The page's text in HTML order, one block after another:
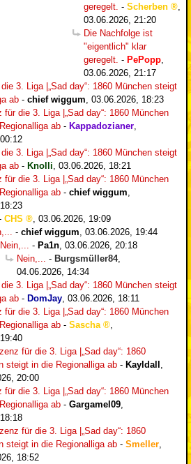
geregelt. - Scherben
03.06.2026, 21:20
Die Nachfolge ist
"eigentlich" klar
geregelt. - PePopp
03.06.2026, 21:17
3. Liga |„Sad day“: 1860 München steigt
ab - chief wiggum 03.06.2026, 18:23
für die 3. Liga |„Sad day“: 1860 München
ab - Kappadozianer
3. Liga |„Sad day“: 1860 München steigt
ab - Knolli 03.06.2026, 18:21
für die 3. Liga |„Sad day“: 1860 München
ab - chief wiggum
CHS
03.06.2026, 19:09
- chief wiggum 03.06.2026, 19:44
Nein,...
- Pa1n 03.06.2026, 20:18
Nein,...
- Burgsmüller84,
04.06.2026, 14:34
3. Liga |„Sad day“: 1860 München steigt
ab - DomJay 03.06.2026, 18:11
für die 3. Liga |„Sad day“: 1860 München
ab - Sascha
für die 3. Liga |„Sad day“: 1860
steigt in die Regionalliga ab - Kayldall
20:00
für die 3. Liga |„Sad day“: 1860 München
ab - Gargamel09
für die 3. Liga |„Sad day“: 1860
steigt in die Regionalliga ab - Smeller
18:52